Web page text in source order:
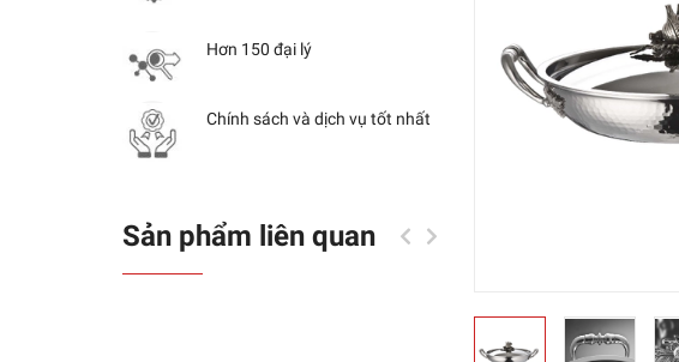
Hơn 150 đại lý
Chính sách và dịch vụ tốt nhất
Sản phẩm liên quan